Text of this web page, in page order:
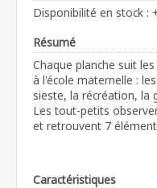
Disponibilité en stock :
Résumé
Chaque planche suit
à l'école maternelle :
sieste, la récréation, la
Les tout-petits
et retrouvent 7
Caractéristiques